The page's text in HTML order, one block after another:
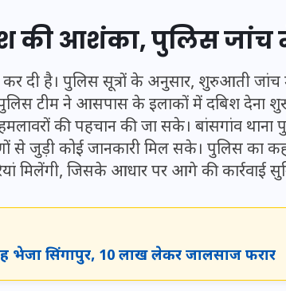
की आशंका, पुलिस जांच
कर दी है। पुलिस सूत्रों के अनुसार, शुरुआती
पुलिस टीम ने आसपास के इलाकों में दबिश देना
की पहचान की जा सके। बांसगांव
से जुड़ी कोई जानकारी मिल सके। पुलिस का
मिलेंगी, जिसके आधार पर आगे की कार्रवाई
भेजा सिंगापुर, 10 लाख लेकर जालसाज फरार
16 दिसम्बर